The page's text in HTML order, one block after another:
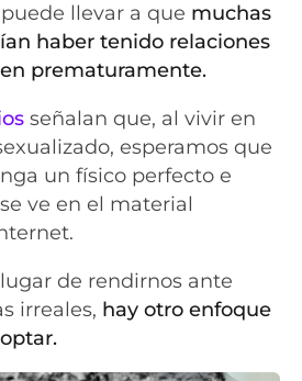
llevar a que muchas
haber tenido relaciones
prematuramente.
señalan que, al vivir en
esperamos que
un físico perfecto e
ve en el material
de rendirnos ante
irreales, hay otro enfoque